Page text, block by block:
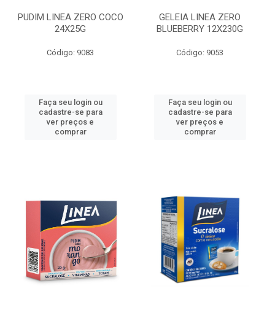
PUDIM LINEA ZERO COCO
24X25G
Código: 9083
Faça seu login ou
cadastre-se para
ver preços e
comprar
GELEIA LINEA ZERO
BLUEBERRY 12X230G
Código: 9053
Faça seu login ou
cadastre-se para
ver preços e
comprar